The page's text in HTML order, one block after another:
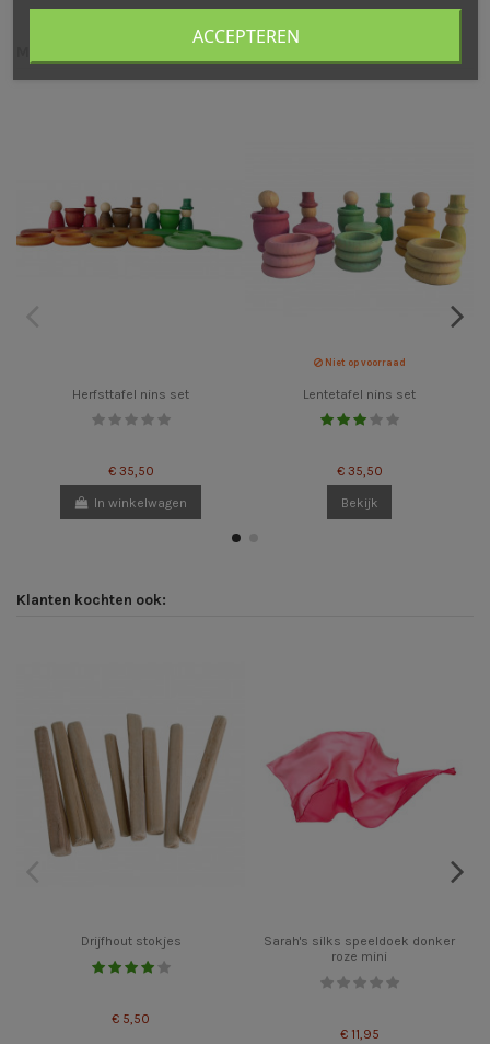
Herfsttafel nins set
€ 35,50
In winkelwagen
Niet op voorraad
Lentetafel nins set
€ 35,50
Bekijk
Klanten kochten ook:
Drijfhout stokjes
€ 5,50
Sarah's silks speeldoek donker
roze mini
€ 11,95
ACCEPTEREN